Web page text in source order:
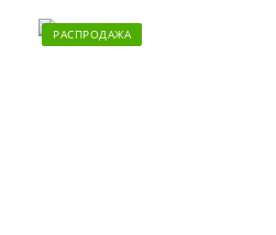
РАСПРОДАЖА